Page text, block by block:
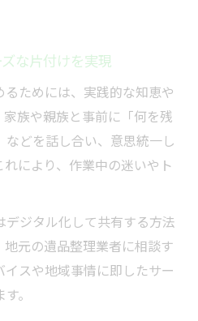
な片付けを実現
ためには、実践的な知恵や
族や親族と事前に「何を残
どを話し合い、意思統一し
により、作業中の迷いやト
デジタル化して共有する方法
元の遺品整理業者に相談す
スや地域事情に即したサー
。